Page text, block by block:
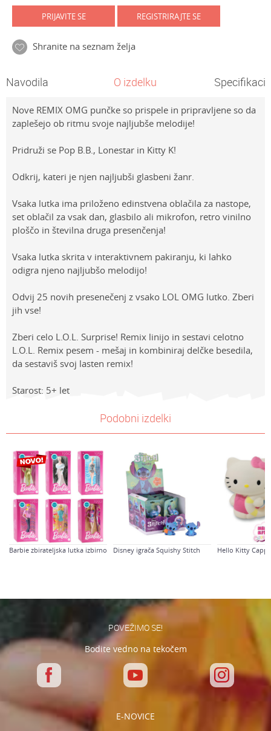
PRIJAVITE SE REGISTRIRAJTE SE
Shranite na seznam želja
Navodila O izdelku
Nove REMIX OMG punčke so prispele in pripravljene so da
zaplešejo ob ritmu svoje najljubše melodije!
Pridruži se Pop B.B., Lonestar in Kitty K!
Odkrij, kateri je njen najljubši glasbeni žanr.
Vsaka lutka ima priloženo edinstvena oblačila za nastope,
set oblačil za vsak dan, glasbilo ali mikrofon, retro vinilno
ploščo in številna druga presenčenja!
Vsaka lutka skrita v interaktivnem pakiranju, ki lahko
odigra njeno najljubšo melodijo!
Odvij 25 novih presenečenj z vsako LOL OMG lutko. Zberi
jih vse!
Zberi celo L.O.L. Surprise! Remix linijo in sestavi celotno
L.O.L. Remix pesem - mešaj in kombiniraj delčke besedila,
da sestaviš svoj lasten remix!
Starost: 5+ let
PUNČKE
Spol
Deklice
Starost
4-6 let
Sporočilo
POŠLJI
Prenesi navodila za uporabo
Podobni izdelki
Barbie zbirateljska lutka izbirno Disney igrača Squishy Stitch Hello Kitty
POVEŽIMO SE!
Bodite vedno na tekočem
E-NOVICE